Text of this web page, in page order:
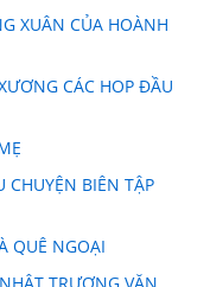
XUÂN CỦA HOÀNH
CÁC HOP ĐẦU
CHUYỆN BIÊN TẬP
QUÊ NGOẠI
TRƯƠNG VĂN